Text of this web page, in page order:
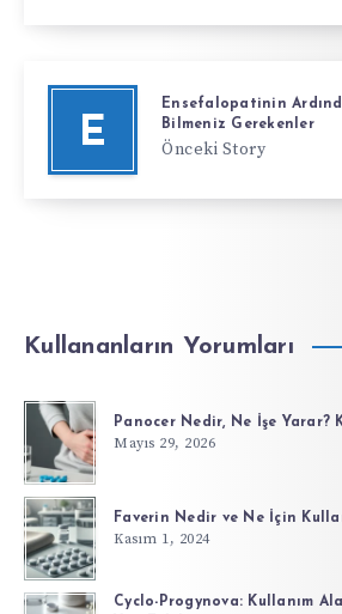
E
Ensefalopatinin
Bilmeniz Gerekenler
Önceki Story
Kullananların Yorumları
Panocer Nedir, Ne İşe Yarar?
Mayıs 29, 2026
Faverin Nedir ve Ne İçin
Kasım 1, 2024
Cyclo-Progynova: Kullanım